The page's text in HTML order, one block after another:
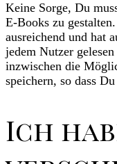
Keine Sorge, Du
E-Books zu
ausreichend und hat
jedem Nutzer
inzwischen die
speichern, so dass
Ich